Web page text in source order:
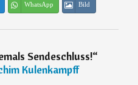
WhatsApp Bild
Sendeschluss!“
Kulenkampff